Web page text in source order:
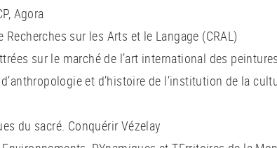
Agora
Recherches sur les Arts et le Langage (CRAL)
sur le marché de l’art international des
d’anthropologie et d’histoire de l’institution de la
du sacré. Conquérir Vézelay